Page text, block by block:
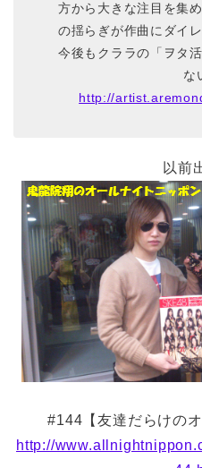
方から大きな注目を集
の揺らぎが作曲にダイ
今後もクララの「ヲタ
な
http://
以前
#144【友達だらけの
http://